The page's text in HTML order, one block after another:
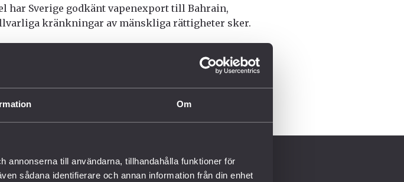
Om
annonserna till användarna, tillhandahålla funktioner för
sådana identifierare och annan information från din enhet
har Sverige godkänt vapenexport till Bahrain,
kränkningar av mänskliga rättigheter sker.
STÖD OSS ENGAGERA DIG